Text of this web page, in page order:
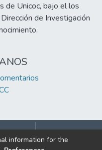
de Unicoc, bajo el los
de Investigación
information for the